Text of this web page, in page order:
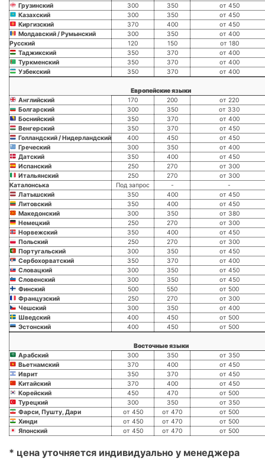
Грузинский
300 350
от 450
Казахский
300 350
от 450
Киргизский
370 400
от 450
Молдавский / Румынский
300 350
от 400
Русский
120 150
от 180
Таджикский
350 370
от 400
Туркменский
350 370
от 400
Узбекский
350 370 от 400
Европейские языки
Английский
170 200
от 220
Болгарский
300 350
от 330
Боснийский
350 370
от 400
Венгерский
350 370
от 450
Голландский / Нидерландский
400 450
от 450
Греческий
300 350
от 400
Датский
350 400
от 450
Испанский
250 270
от 300
Итальянский
250 270
от 300
Каталонська
Под запрос -
-
Латышский
350 400
от 450
Литовский
350 400
от 450
Македонский
300 350
от 380
Немецкий
250 270
от 300
Норвежский
350 400
от 450
Польский
250 270
от 300
Португальский
300 350
от 450
Сербохорватский
350 370
от 400
Словацкий
300 350
от 450
Словенский
300 350
от 450
Финский
500 550
от 500
Французский
250 270
от 300
Чешский
300 350
от 400
Шведский
400 450
от 500
Эстонский
400 450 от 500
Восточные языки
Арабский
300 350
от 350
Вьетнамский
370 400
от 450
Иврит
350 370
от 450
Китайский
370 400
от 450
Корейский
450 470
от 500
Турецкий
300 350
от 350
Фарси, Пушту, Дари
от 450 от 470
от 500
Хинди
от 450 от 470
от 500
Японский
от 450 от 470 от 500
* цена уточняется индивидуально у менеджера